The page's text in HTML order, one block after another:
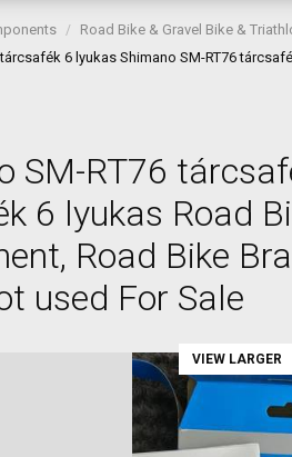
Road Bike & Gravel Bike &
6 lyukas Shimano SM-RT76
SM-RT76
6 lyukas Road
Road Bike
used For Sale
VIEW LARGER